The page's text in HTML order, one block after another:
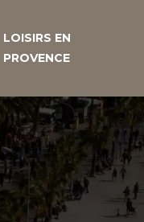
LOISIRS EN
PROVENCE